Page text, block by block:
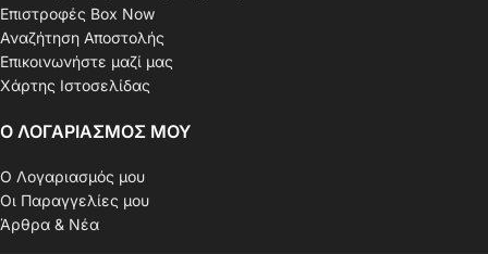
Επιστροφές Box Now
Αναζήτηση Αποστολής
Επικοινωνήστε μαζί μας
Χάρτης Ιστοσελίδας
Ο ΛΟΓΑΡΙΑΣΜΟΣ ΜΟΥ
Ο Λογαριασμός μου
Οι Παραγγελίες μου
Άρθρα & Νέα